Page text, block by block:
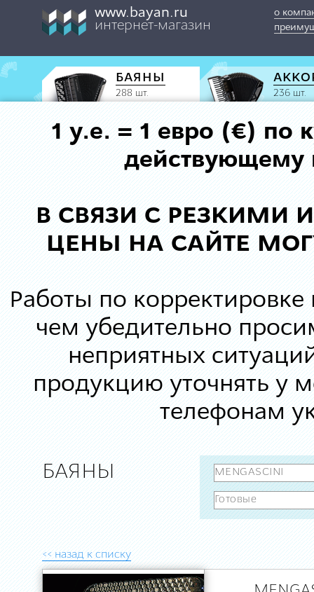
www.bayan.ru
интернет-магазин
о
БАЯНЫ
288 шт. 236 шт.
1 у.е. = 1 евро (€) по
действующему
В СВЯЗИ С РЕЗКИМИ
ЦЕНЫ НА САЙТЕ
Работы по корректировке
чем убедительно
неприятных
продукцию уточнять у
телефонам
БАЯНЫ
<< назад к списку